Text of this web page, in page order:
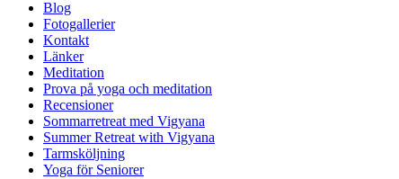
Blog
Fotogallerier
Kontakt
Länker
Meditation
Prova på yoga och meditation
Recensioner
Sommarretreat med Vigyana
Summer Retreat with Vigyana
Tarmsköljning
Yoga för Seniorer